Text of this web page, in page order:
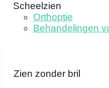
Scheelzien
Orthoptie
Behandelingen
Zien zonder bril